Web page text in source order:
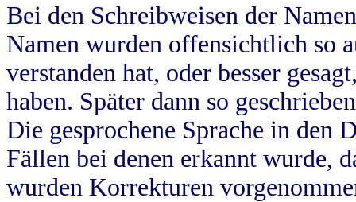
Bei den Schreibweisen der
Namen wurden offensichtlich so
verstanden hat, oder besser
haben. Später dann so
Die gesprochene Sprache in
Fällen bei denen erkannt wurde,
wurden Korrekturen